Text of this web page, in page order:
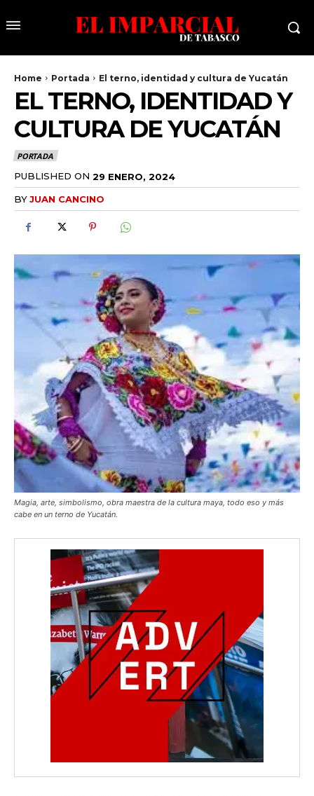
Home Portada El terno, identidad y cultura de Yucatán
EL TERNO, IDENTIDAD Y
CULTURA DE YUCATÁN
PORTADA
PUBLISHED ON 29 ENERO, 2024
BYJUAN CANCINO
Magia, arte, simbolismo, obra maestra de la cultura maya, todo eso y más
cabe en un terno de Yucatán.